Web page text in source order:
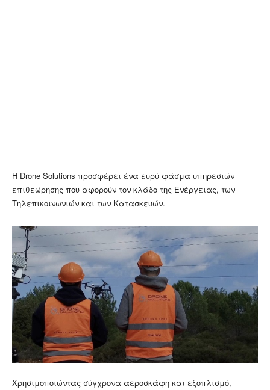
Η Drone Solutions προσφέρει ένα ευρύ φάσμα υπηρεσιών
επιθεώρησης που αφορούν τον κλάδο της Ενέργειας, των
Τηλεπικοινωνιών και των Κατασκευών.
Χρησιμοποιώντας σύγχρονα αεροσκάφη και εξοπλισμό,